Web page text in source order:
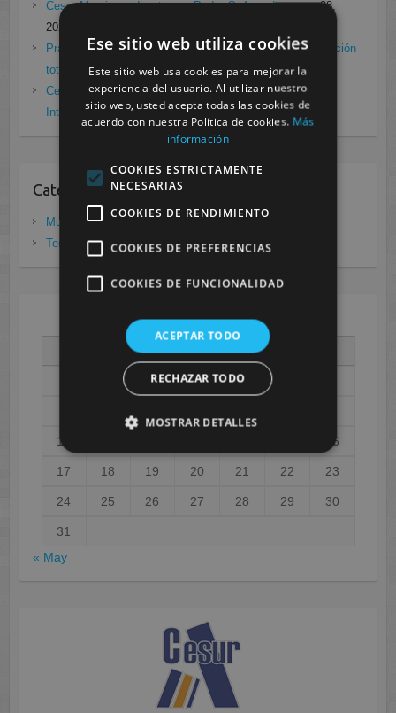
Cesur Murcia en directo con Pedro G. Aguado. enero 28,
2021
Prácticas de Radiología Simple en Cesur Murcia. Protección
total frente a Covid19 enero 26, 2021
Cesur Murcia: Premio Especial FP, XIII Congreso
Internacional Enfermedades raras noviembre 26, 2020
Categorias
Murcia
(281)
Tenerife (20)
AGOSTO 2026
X J V
10 16
17 18 19 20 21 22 23
24 25 26 27 28 29 30
31
« May
Ese sitio web utiliza cookies
Este sitio web usa cookies para mejorar la
experiencia del usuario. Al utilizar nuestro
sitio web, usted acepta todas las cookies de
acuerdo con nuestra Política de cookies. Más
información
COOKIES ESTRICTAMENTE
NECESARIAS
COOKIES DE RENDIMIENTO
COOKIES DE PREFERENCIAS
COOKIES DE FUNCIONALIDAD
ACEPTAR TODO
RECHAZAR TODO
MOSTRAR DETALLES